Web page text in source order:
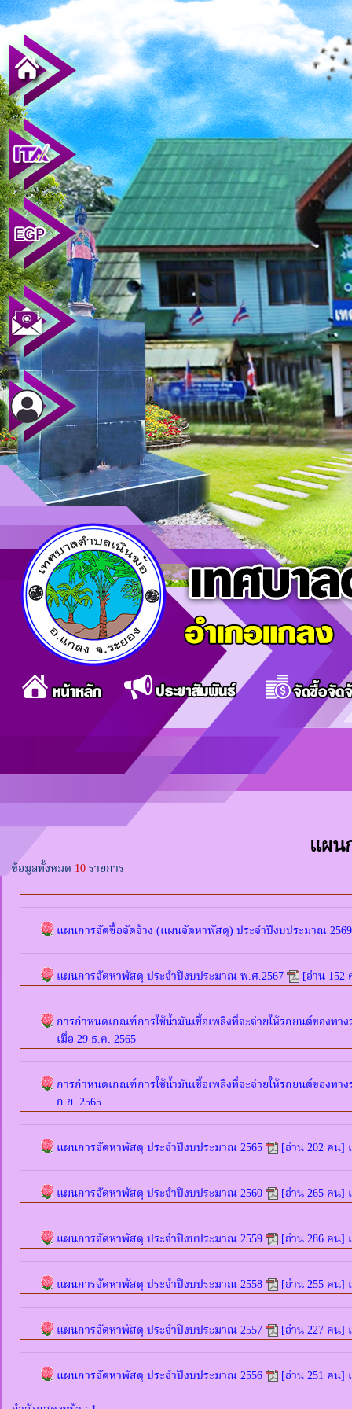
แผน
ข้อมูลทั้งหมด 10รายการ
แผนการจัดซื้อจัดจ้าง (แผนจัดหาพัสดุ) ประจำปีงบประมาณ
แผนการจัดหาพัสดุ ประจำปีงบประมาณ พ.ศ.2567 [อ่าน 152
การกำหนดเกณฑ์การใช้น้ำมันเชื้อเพลิงที่จะจ่ายให้รถยนต์ของท
เมื่อ 29 ธ.ค. 2565
การกำหนดเกณฑ์การใช้น้ำมันเชื้อเพลิงที่จะจ่ายให้รถยนต์ของทา
ก.ย. 2565
แผนการจัดหาพัสดุ ประจำปีงบประมาณ 2565 [อ่าน 202 คน]
แผนการจัดหาพัสดุ ประจำปีงบประมาณ 2560 [อ่าน 265 คน]
แผนการจัดหาพัสดุ ประจำปีงบประมาณ 2559 [อ่าน 286 คน]
แผนการจัดหาพัสดุ ประจำปีงบประมาณ 2558 [อ่าน 255 คน]
แผนการจัดหาพัสดุ ประจำปีงบประมาณ 2557 [อ่าน 227 คน]
แผนการจัดหาพัสดุ ประจำปีงบประมาณ 2556
[อ่าน 251 คน]